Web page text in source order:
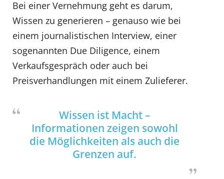
Bei einer Vernehmung geht es darum,
Wissen zu generieren – genauso wie bei
einem journalistischen Interview, einer
sogenannten Due Diligence, einem
Verkaufsgespräch oder auch bei
Preisverhandlungen mit einem Zulieferer.
Wissen ist Macht –
Informationen zeigen sowohl
die Möglichkeiten als auch die
Grenzen auf.